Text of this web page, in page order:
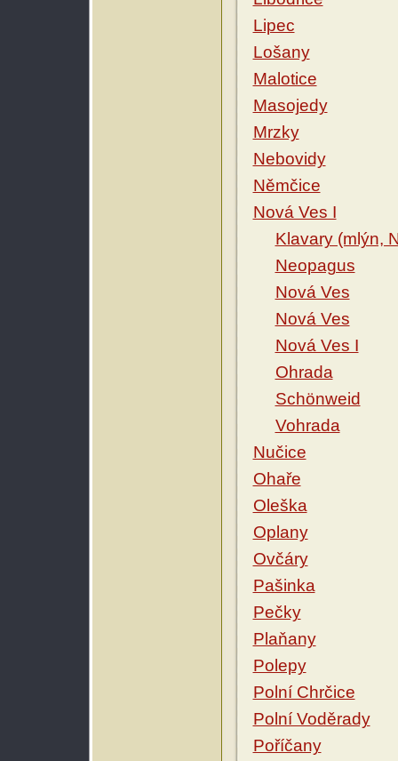
Lipec
Lošany
Malotice
Masojedy
Mrzky
Nebovidy
Němčice
Nová Ves I
Klavary (mlýn,
Neopagus
Nová Ves
Nová Ves
Nová Ves I
Ohrada
Schönweid
Vohrada
Nučice
Ohaře
Oleška
Oplany
Ovčáry
Pašinka
Pečky
Plaňany
Polepy
Polní Chrčice
Polní Voděrady
Poříčany